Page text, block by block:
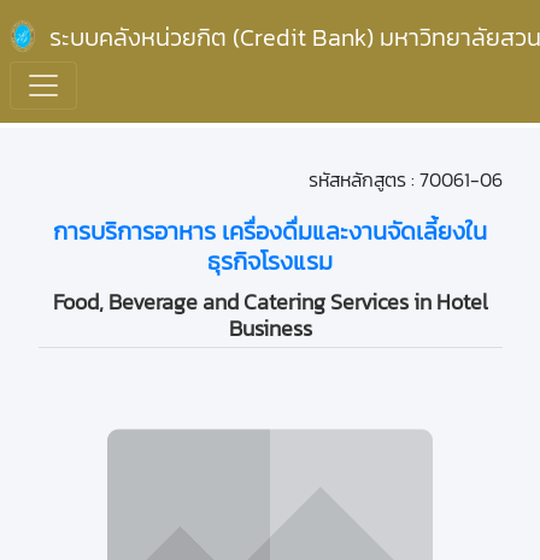
ระบบคลังหน่วยกิต (Credit Bank) มหาวิทยาลัยส
รหัสหลักสูตร : 70061-06
การบริการอาหาร เครื่องดื่มและงานจัดเลี้ยงใน
ธุรกิจโรงแรม
Food, Beverage and Catering Services in Hotel
Business